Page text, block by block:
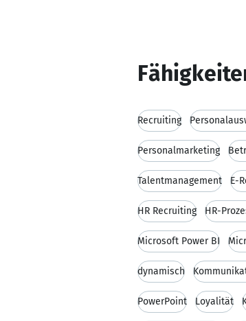
Recruiting
Personalmarketing
Talentmanagement E-
HR Recruiting HR-
Microsoft Power BI
dynamisch
PowerPoint Loyalität